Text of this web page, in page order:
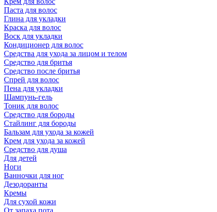
Паста для волос
Глина для укладки
Краска для волос
Воск для укладки
Кондиционер для волос
Средства для ухода за лицом и телом
Средство для бритья
Средство после бритья
Спрей для волос
Пена для укладки
Шампунь-гель
Тоник для волос
Средство для бороды
Стайлинг для бороды
Бальзам для ухода за кожей
Крем для ухода за кожей
Средство для душа
Для детей
Ноги
Ванночки для ног
Дезодоранты
Кремы
Для сухой кожи
От запаха пота